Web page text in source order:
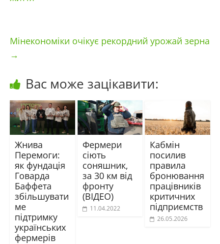
Мінекономіки очікує рекордний урожай зерна
→
Вас може зацікавити:
Жнива
Перемоги:
як фундація
Говарда
Баффета
збільшувати
ме
підтримку
українських
фермерів
Фермери
сіють
соняшник,
за 30 км від
фронту
(ВІДЕО)
11.04.2022
Кабмін
посилив
правила
бронювання
працівників
критичних
підприємств
26.05.2026